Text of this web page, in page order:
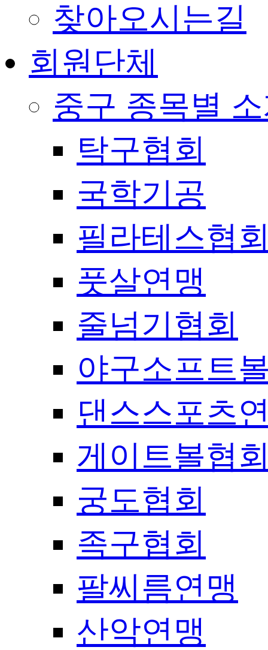
찾아오시는길
회원단체
중구 종목별
탁구협회
국학기공
필라테스협
풋살연맹
줄넘기협회
야구소프트
댄스스포츠
게이트볼협
궁도협회
족구협회
팔씨름연맹
산악연맹